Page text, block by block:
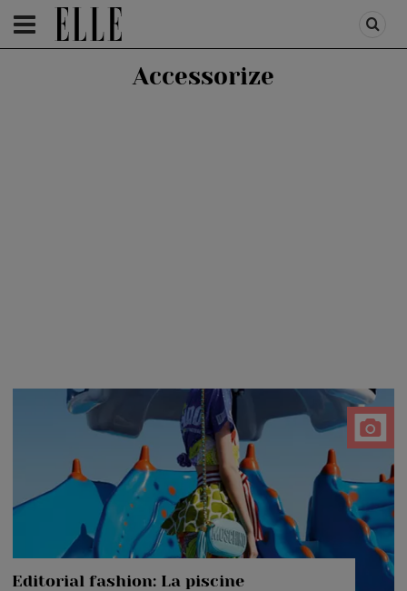
HOMEPAGE /HOMEPAGE SLIDER
Accessorize
Editorial fashion: La piscine